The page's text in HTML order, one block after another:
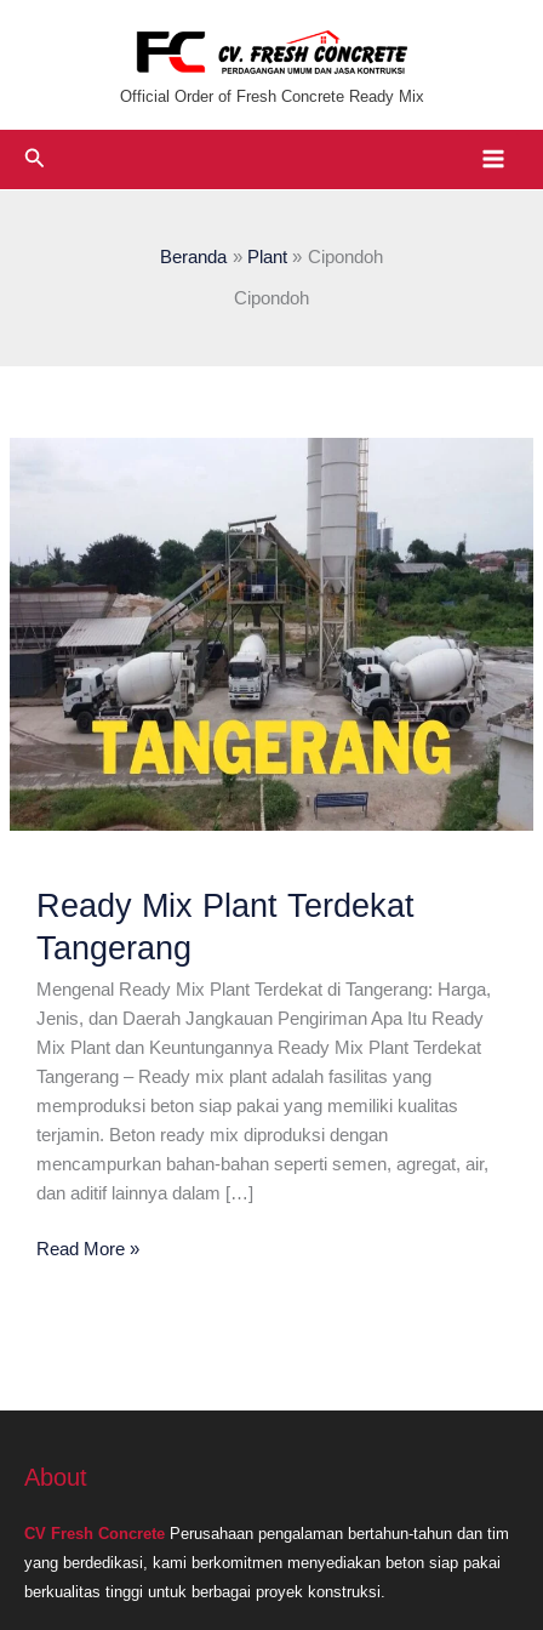
Official Order of Fresh Concrete Ready Mix
Cari
Beranda Plant Cipondoh
Cipondoh
Ready Mix Plant Terdekat
Tangerang
Mengenal Ready Mix Plant Terdekat di Tangerang: Harga,
Jenis, dan Daerah Jangkauan Pengiriman Apa Itu Ready
Mix Plant dan Keuntungannya Ready Mix Plant Terdekat
Tangerang – Ready mix plant adalah fasilitas yang
memproduksi beton siap pakai yang memiliki kualitas
terjamin. Beton ready mix diproduksi dengan
mencampurkan bahan-bahan seperti semen, agregat, air,
dan aditif lainnya dalam […]
Ready
Read More »
About
CV Fresh Concrete Perusahaan pengalaman bertahun-tahun dan tim
yang berdedikasi, kami berkomitmen menyediakan beton siap pakai
berkualitas tinggi untuk berbagai proyek konstruksi.